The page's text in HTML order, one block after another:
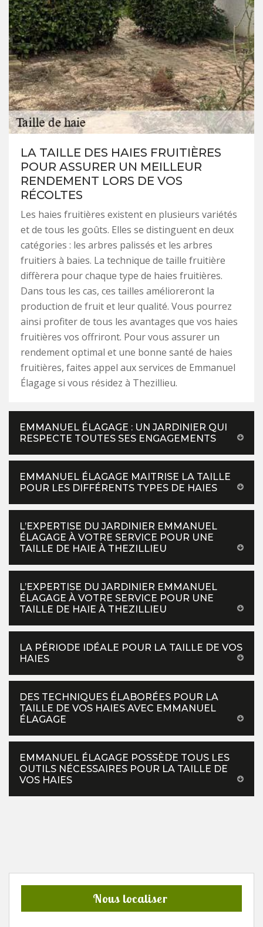
LA TAILLE DES HAIES FRUITIÈRES
POUR ASSURER UN MEILLEUR
RENDEMENT LORS DE VOS
RÉCOLTES
Les haies fruitières existent en plusieurs variétés
et de tous les goûts. Elles se distinguent en deux
catégories : les arbres palissés et les arbres
fruitiers à baies. La technique de taille fruitière
diffèrera pour chaque type de haies fruitières.
Dans tous les cas, ces tailles amélioreront la
production de fruit et leur qualité. Vous pourrez
ainsi profiter de tous les avantages que vos haies
fruitières vos offriront. Pour vous assurer un
rendement optimal et une bonne santé de haies
fruitières, faites appel aux services de Emmanuel
Élagage si vous résidez à Thezillieu.
EMMANUEL ÉLAGAGE : UN JARDINIER QUI
RESPECTE TOUTES SES ENGAGEMENTS
EMMANUEL ÉLAGAGE MAITRISE LA TAILLE
POUR LES DIFFÉRENTS TYPES DE HAIES
L’EXPERTISE DU JARDINIER EMMANUEL
ÉLAGAGE À VOTRE SERVICE POUR UNE
TAILLE DE HAIE À THEZILLIEU
L’EXPERTISE DU JARDINIER EMMANUEL
ÉLAGAGE À VOTRE SERVICE POUR UNE
TAILLE DE HAIE À THEZILLIEU
LA PÉRIODE IDÉALE POUR LA TAILLE DE VOS
HAIES
DES TECHNIQUES ÉLABORÉES POUR LA
TAILLE DE VOS HAIES AVEC EMMANUEL
ÉLAGAGE
EMMANUEL ÉLAGAGE POSSÈDE TOUS LES
OUTILS NÉCESSAIRES POUR LA TAILLE DE
VOS HAIES
Nous localiser